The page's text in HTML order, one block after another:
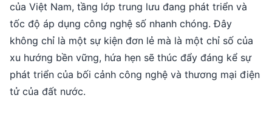
của Việt Nam, tầng lớp trung lưu đang phát triển và
tốc độ áp dụng công nghệ số nhanh chóng. Đây
không chỉ là một sự kiện đơn lẻ mà là một chỉ số của
xu hướng bền vững, hứa hẹn sẽ thúc đẩy đáng kể sự
phát triển của bối cảnh công nghệ và thương mại điện
tử của đất nước.